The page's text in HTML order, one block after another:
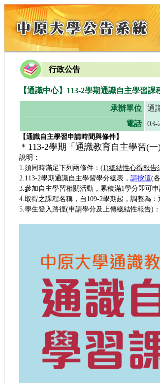
行政公告
【通識中心】113-2學期通識自主學習課
承辦單位 通
電話
03-
【通識自主學習申請時間與條件】
＊113-2學期「通識教育自主學習(
說明：
1.須同時滿足下列兩條件： (1)總結性心得報告
2.113-2學期通識自主學習學分總表， 請按這(
3.參加自主學習相關活動，累積滿1學分即可
4.取得之課程名稱，自109-2學期起，調整為
5.學生登入路徑(申請學分及上傳總結性報告)